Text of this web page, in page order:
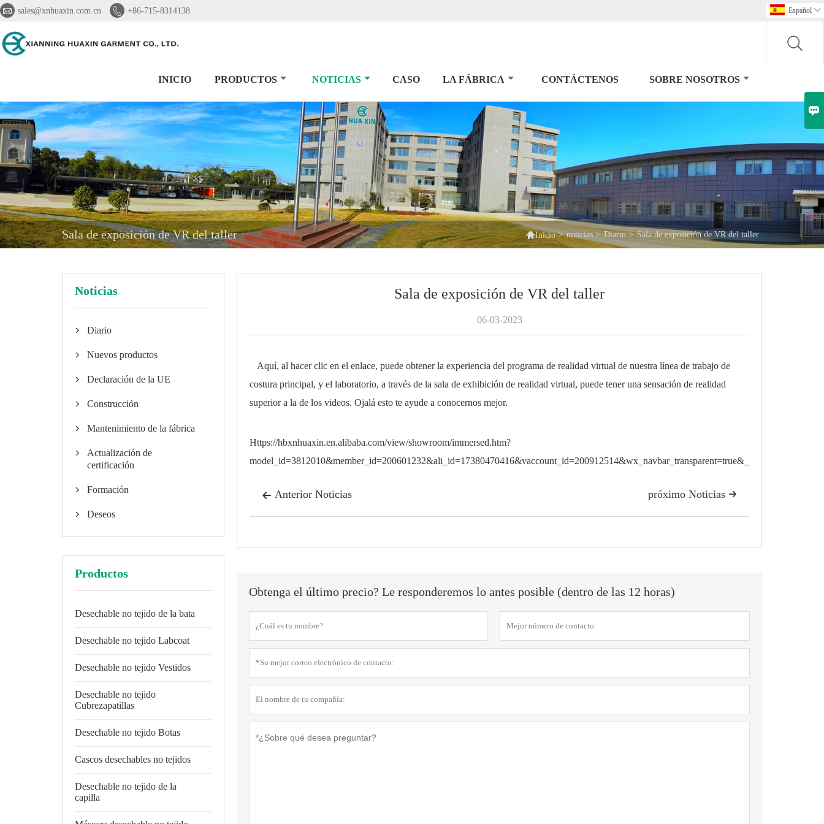
 sales@xnhuaxin.com.cn  +86-715-8314138 Español 
INICIO PRODUCTOS NOTICIAS CASO LA FÁBRICA CONTÁCTENOS SOBRE NOSOTROS
Sala de exposición de VR del taller Inicio > noticias > Diario > Sala de exposición de VR del taller
Noticias
 Diario
 Nuevos productos
 Declaración de la UE
 Construcción
 Mantenimiento de la fábrica

Actualización de
certificación
 Formación
 Deseos
Productos
Desechable no tejido de la bata
Desechable no tejido Labcoat
Desechable no tejido Vestidos
Desechable no tejido
Cubrezapatillas
Desechable no tejido Botas
Cascos desechables no tejidos
Desechable no tejido de la
capilla
Sala de exposición de VR del taller
06-03-2023
Aquí, al hacer clic en el enlace, puede obtener la experiencia del programa de realidad virtual de nuestra línea de trabajo de
costura principal, y el laboratorio, a través de la sala de exhibición de realidad virtual, puede tener una sensación de realidad
superior a la de los videos. Ojalá esto te ayude a conocernos mejor.
Https://hbxnhuaxin.en.alibaba.com/view/showroom/immersed.htm?
 Anterior Noticias 
próximo Noticias
Obtenga el último precio? Le responderemos lo antes posible (dentro de las 12 horas)
